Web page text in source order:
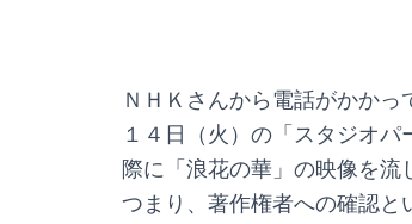
ＮＨＫさんから電話がかかっ
１４日（火）の「スタジオ
際に「浪花の華」の映像を流
つまり、著作権者への確認と